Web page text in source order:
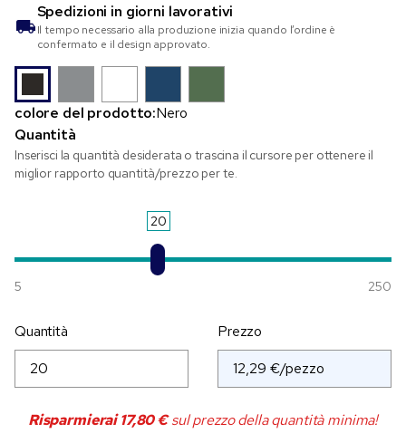
Spedizioni in giorni lavorativi
Il tempo necessario alla produzione inizia quando l’ordine è
confermato e il design approvato.
colore del prodotto:Nero
Quantità
Inserisci la quantità desiderata o trascina il cursore per ottenere il
miglior rapporto quantità/prezzo per te.
20
5 250
Quantità Prezzo
Risparmierai17,80 €sul prezzo della quantità minima!